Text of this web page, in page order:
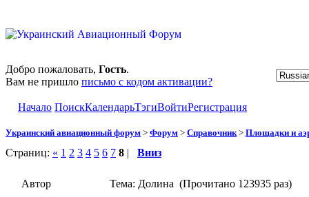
Добро пожаловать, Гость.
Вам не пришло письмо с кодом активации?
Начало ПоискКалендарьТэгиВойтиРегистрация
Украинский авиационный форум > Форум > Справочник > Площадки и
Страниц: « 1 2 3 4 5 6 7 8 | Вниз
Автор
Тема: Долина (Прочитано 123935 раз)